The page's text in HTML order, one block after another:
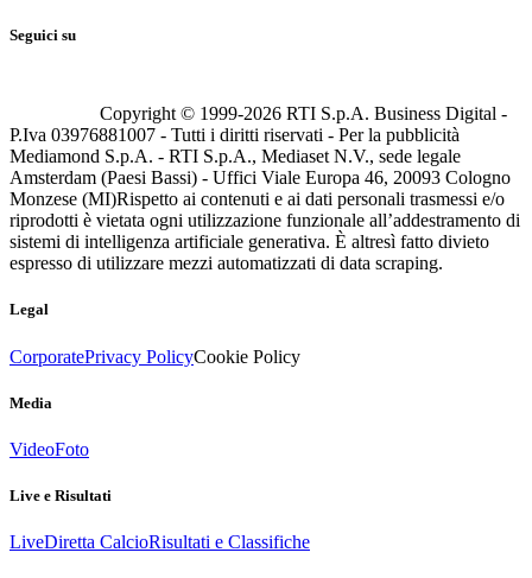
Seguici su
Copyright © 1999-2026 RTI S.p.A. Business Digital -
P.Iva 03976881007 - Tutti i diritti riservati - Per la pubblicità
Mediamond S.p.A. - RTI S.p.A., Mediaset N.V., sede legale
Amsterdam (Paesi Bassi) - Uffici Viale Europa 46, 20093 Cologno
Monzese (MI)Rispetto ai contenuti e ai dati personali trasmessi e/o
riprodotti è vietata ogni utilizzazione funzionale all’addestramento di
sistemi di intelligenza artificiale generativa. È altresì fatto divieto
espresso di utilizzare mezzi automatizzati di data scraping.
Legal
CorporatePrivacy PolicyCookie Policy
Media
VideoFoto
Live e Risultati
LiveDiretta CalcioRisultati e Classifiche